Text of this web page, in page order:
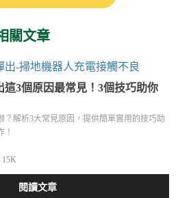
關文章
這3個原因最常見！3個技巧助你
？解析3大常見原因，提供簡單實用的技巧助
！
15K
閱讀文章